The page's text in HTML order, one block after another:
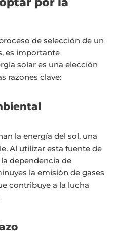
de selección de un
es importante
solar es una elección
razones clave:
la energía del sol, una
Al utilizar esta fuente de
dependencia de
la emisión de gases
contribuye a la lucha